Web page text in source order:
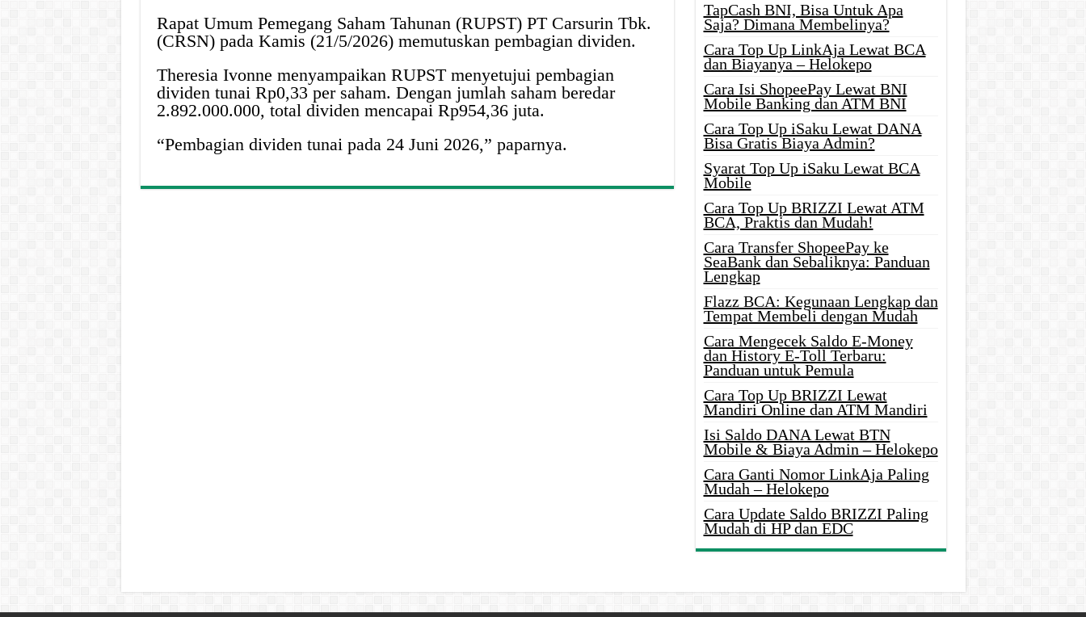
Rapat Umum Pemegang Saham Tahunan (RUPST) PT Carsurin Tbk.
(CRSN) pada Kamis (21/5/2026) memutuskan pembagian dividen.
Theresia Ivonne menyampaikan RUPST menyetujui pembagian
dividen tunai Rp0,33 per saham. Dengan jumlah saham beredar
2.892.000.000, total dividen mencapai Rp954,36 juta.
“Pembagian dividen tunai pada 24 Juni 2026,” paparnya.
TapCash BNI, Bisa Untuk Apa
Saja? Dimana Membelinya?
Cara Top Up LinkAja Lewat BCA
dan Biayanya – Helokepo
Cara Isi ShopeePay Lewat BNI
Mobile Banking dan ATM BNI
Cara Top Up iSaku Lewat DANA
Bisa Gratis Biaya Admin?
Syarat Top Up iSaku Lewat BCA
Mobile
Cara Top Up BRIZZI Lewat ATM
BCA, Praktis dan Mudah!
Cara Transfer ShopeePay ke
SeaBank dan Sebaliknya: Panduan
Lengkap
Flazz BCA: Kegunaan Lengkap dan
Tempat Membeli dengan Mudah
Cara Mengecek Saldo E-Money
dan History E-Toll Terbaru:
Panduan untuk Pemula
Cara Top Up BRIZZI Lewat
Mandiri Online dan ATM Mandiri
Isi Saldo DANA Lewat BTN
Mobile & Biaya Admin – Helokepo
Cara Ganti Nomor LinkAja Paling
Mudah – Helokepo
Cara Update Saldo BRIZZI Paling
Mudah di HP dan EDC